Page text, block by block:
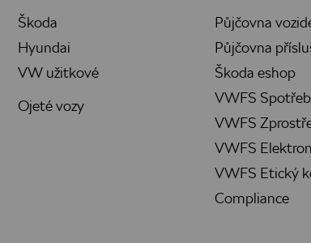
Škoda
Hyundai
VW užitkové
Ojeté vozy
Půjčovna
Půjčovna
Škoda eshop
VWFS
VWFS
VWFS
VWFS Etický
Compliance